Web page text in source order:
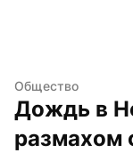
Общество
Дождь в
размахом